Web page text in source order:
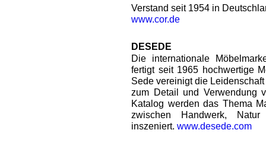
Verstand seit 1954 in
www.cor.de
DESEDE
Die internationale
fertigt seit 1965 hochwertige
Sede vereinigt die
zum Detail und Verwendung
Katalog werden das Thema
zwischen Handwerk,
inszeniert. www.desede.com